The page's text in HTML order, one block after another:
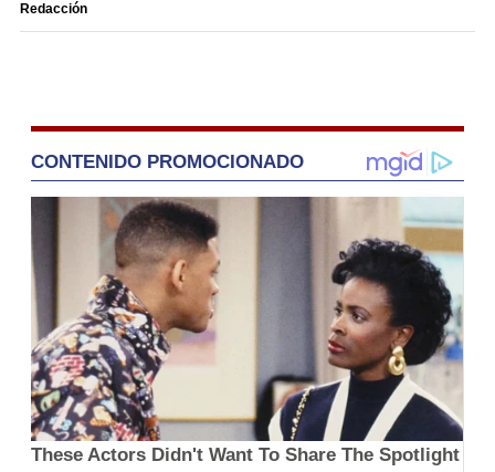
Redacción
CONTENIDO PROMOCIONADO
These Actors Didn't Want To Share The Spotlight